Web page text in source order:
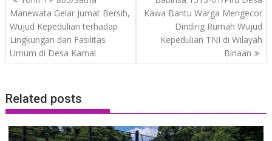
navigation
Manewata Gelar Jumat Bersih,
Wujud Kepedulian terhadap
Lingkungan dan Fasilitas
Umum di Desa Kamal
Kawa Bantu Warga Mengecor
Dinding Rumah Wujud
Kepedulian TNI di Wilayah
Binaan
Related posts